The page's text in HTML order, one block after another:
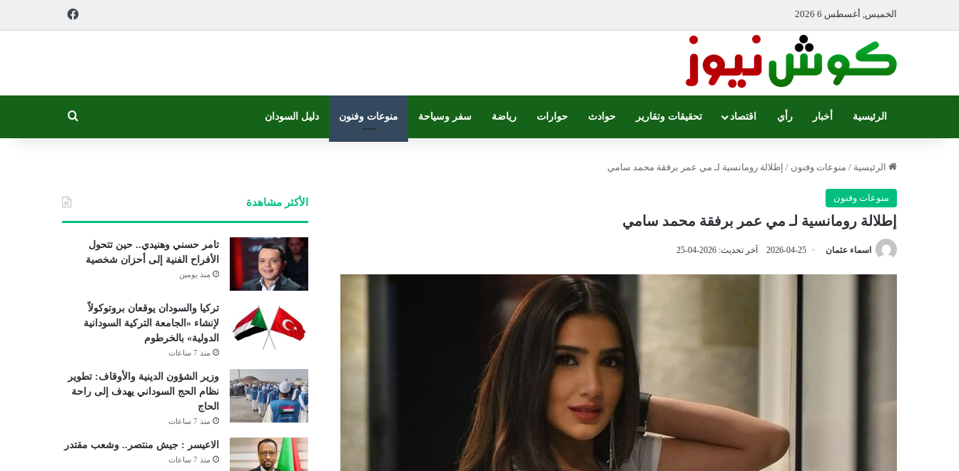
الخميس, أغسطس 6 2026
الرئيسية أخبار رأي اقتصاد تحقيقات وتقارير حوادث حوارات رياضة سفر وسياحة منوعات وفنون دليل السودان
الرئيسية / منوعات وفنون / إطلالة رومانسية لـ مي عمر برفقة محمد سامي
منوعات وفنون
إطلالة رومانسية لـ مي عمر برفقة محمد سامي
اسماء عثمان 2026-04-25 آخر تحديث: 2026-04-25
الأكثر مشاهدة
تامر حسني وهنيدي.. حين تتحول
الأفراح الفنية إلى أحزان شخصية
منذ يومين
تركيا والسودان يوقعان بروتوكولاً
لإنشاء «الجامعة التركية السودانية
الدولية» بالخرطوم
منذ 7 ساعات
وزير الشؤون الدينية والأوقاف: تطوير
نظام الحج السوداني يهدف إلى راحة
الحاج
منذ 7 ساعات
الاعيسر : جيش منتصر.. وشعب مقتدر
منذ 7 ساعات